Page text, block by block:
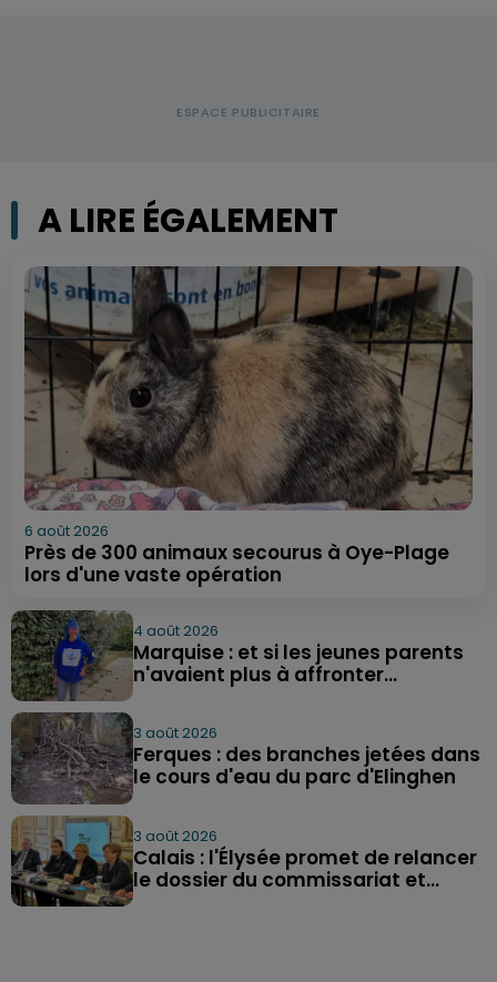
A LIRE ÉGALEMENT
6 août 2026
Près de 300 animaux secourus à Oye-Plage
lors d'une vaste opération
4 août 2026
Marquise : et si les jeunes parents
n'avaient plus à affronter...
3 août 2026
Ferques : des branches jetées dans
le cours d'eau du parc d'Elinghen
3 août 2026
Calais : l'Élysée promet de relancer
le dossier du commissariat et...